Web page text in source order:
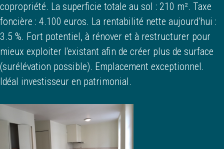
copropriété. La superficie totale au sol : 210 m². Taxe
foncière : 4.100 euros. La rentabilité nette aujourd'hui :
3.5 %. Fort potentiel, à rénover et à restructurer pour
mieux exploiter l'existant afin de créer plus de surface
(surélévation possible). Emplacement exceptionnel.
Idéal investisseur en patrimonial.